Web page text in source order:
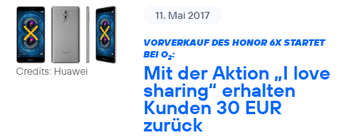
Credits: Huawei
11. Mai 2017
VORVERKAUF DES HONOR 6X STARTET
BEI O2:
Mit der Aktion „I love
sharing“ erhalten
Kunden 30 EUR
zurück